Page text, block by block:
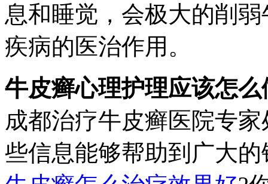
息和睡觉，会极大的削
疾病的医治作用。
牛皮癣心理护理应该怎么
成都治疗牛皮癣医院专
些信息能够帮助到广大